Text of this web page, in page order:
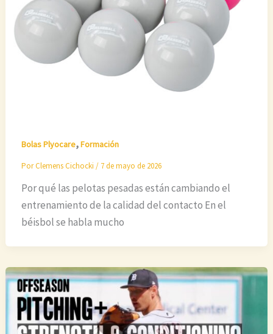
Bolas Plyocare,Formación
PorClemens Cichocki / 7 de mayo de 2026
Por qué las pelotas pesadas están cambiando el
entrenamiento de la calidad del contacto En el
béisbol se habla mucho